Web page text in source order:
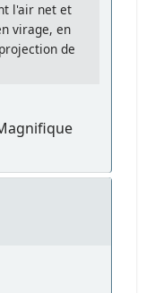
l'air net et
virage, en
de